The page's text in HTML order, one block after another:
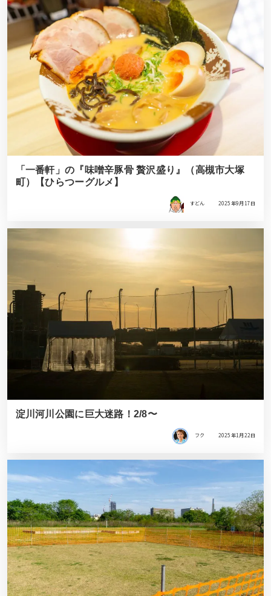
「一番軒」の『味噌辛豚骨 贅沢盛り』（高槻市大塚
町）【ひらつーグルメ】
すどん 2025年9月17日
淀川河川公園に巨大迷路！2/8〜
フク 2025年1月22日